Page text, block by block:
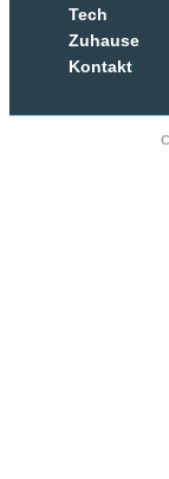
Tech
Zuhause
Kontakt